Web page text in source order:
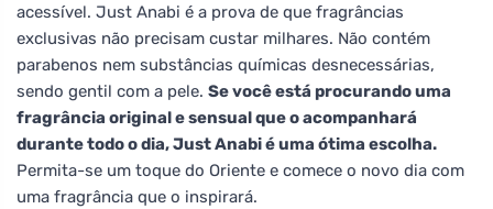
acessível. Just Anabi é a prova de que fragrâncias
exclusivas não precisam custar milhares. Não contém
parabenos nem substâncias químicas desnecessárias,
sendo gentil com a pele. Se você está procurando uma
fragrância original e sensual que o acompanhará
durante todo o dia, Just Anabi é uma ótima escolha.
Permita-se um toque do Oriente e comece o novo dia com
uma fragrância que o inspirará.